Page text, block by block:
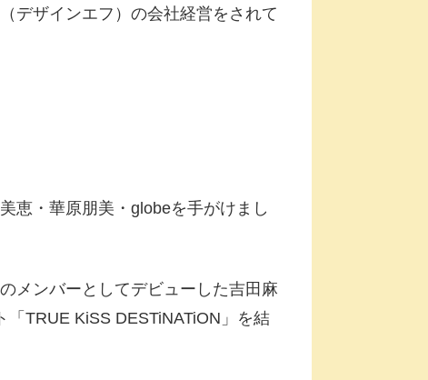
デザインエフ）の会社経営をされて
恵・華原朋美・globeを手がけまし
メンバーとしてデビューした吉田麻
TRUE KiSS DESTiNATiON」を結